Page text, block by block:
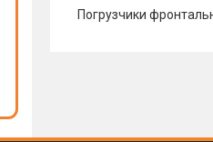
Погрузчики